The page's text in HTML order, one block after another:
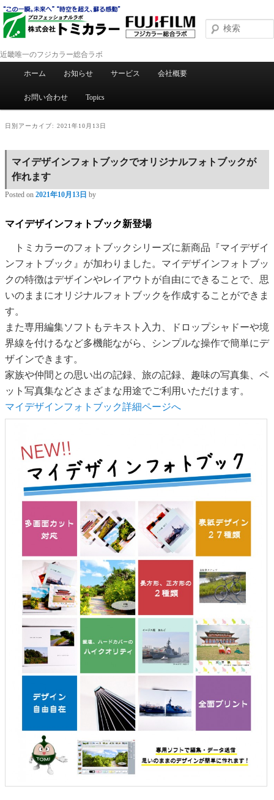
近畿唯一のフジカラー総合ラボ
メインメニュー
メインコンテンツへ移動
サブコンテンツへ移動
ホーム お知らせ サービス 会社概要
お問い合わせ Topics
日別アーカイブ: 2021年10月13日
マイデザインフォトブックでオリジナルフォトブックが
作れます
Posted on 2021年10月13日 by
マイデザインフォトブック新登場
トミカラーのフォトブックシリーズに新商品『マイデザイ
ンフォトブック』が加わりました。マイデザインフォトブッ
クの特徴はデザインやレイアウトが自由にできることで、思
いのままにオリジナルフォトブックを作成することができま
す。
また専用編集ソフトもテキスト入力、ドロップシャドーや境
界線を付けるなど多機能ながら、シンプルな操作で簡単にデ
ザインできます。
家族や仲間との思い出の記録、旅の記録、趣味の写真集、ペ
ット写真集などさまざまな用途でご利用いただけます。
マイデザインフォトブック詳細ページへ